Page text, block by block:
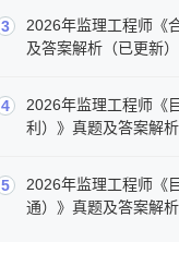
3
2026年监理工程师《
及答案解析（已更新）
4
2026年监理工程师《
利）》真题及答案解
5
2026年监理工程师《
通）》真题及答案解析